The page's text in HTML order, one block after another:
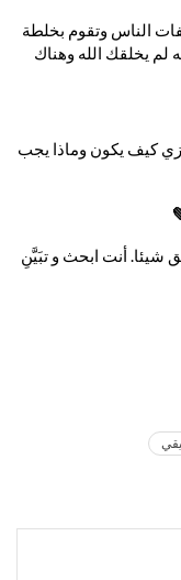
الناس وتقوم بخلطة
لم يخلقك الله وهناك
كيف يكون وماذا يجب
شيئا. أنت ابحث و تبَيَّنِ